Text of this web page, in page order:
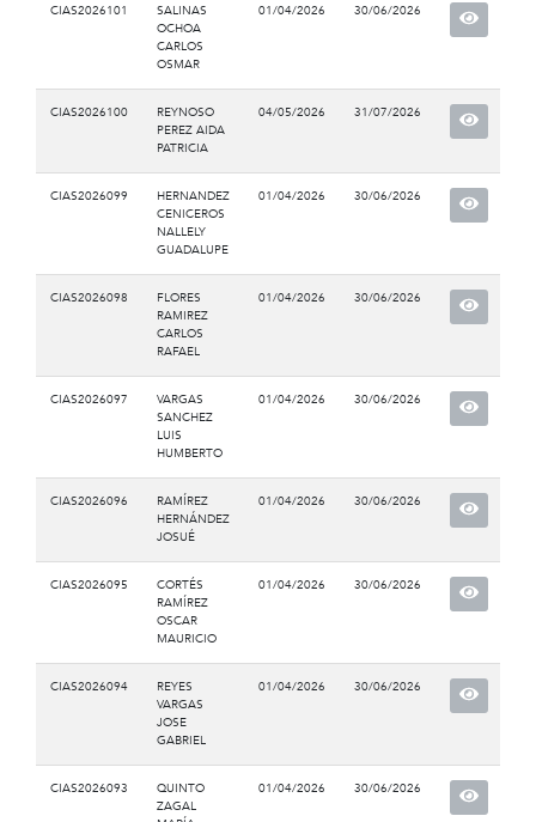
CIAS2026101
SALINAS
OCHOA
CARLOS
OSMAR
01/04/2026 30/06/2026
CIAS2026100
REYNOSO
PEREZ AIDA
PATRICIA
04/05/2026 31/07/2026
CIAS2026099
HERNANDEZ
CENICEROS
NALLELY
GUADALUPE
01/04/2026 30/06/2026
CIAS2026098
FLORES
RAMIREZ
CARLOS
RAFAEL
01/04/2026 30/06/2026
CIAS2026097
VARGAS
SANCHEZ
LUIS
HUMBERTO
01/04/2026 30/06/2026
CIAS2026096
RAMÍREZ
HERNÁNDEZ
JOSUÉ
01/04/2026 30/06/2026
CIAS2026095
CORTÉS
RAMÍREZ
OSCAR
MAURICIO
01/04/2026 30/06/2026
CIAS2026094
REYES
VARGAS
JOSE
GABRIEL
01/04/2026 30/06/2026
CIAS2026093
QUINTO
ZAGAL
01/04/2026 30/06/2026